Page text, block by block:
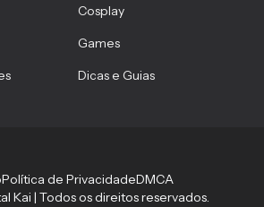
Cosplay
Games
Dicas e Guias
Kai | Todos os direitos reservados.
Política de PrivacidadeDMCA